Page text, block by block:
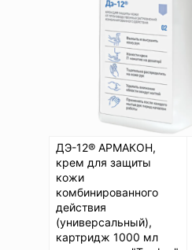
ДЭ-12® АРМАКОН,
крем для защиты
кожи
комбинированного
действия
(универсальный),
картридж 1000 мл